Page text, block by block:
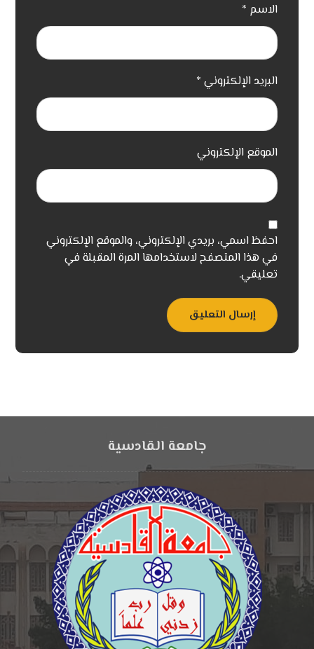
الاسم *
البريد الإلكتروني *
الموقع الإلكتروني
احفظ اسمي، بريدي الإلكتروني، والموقع الإلكتروني
في هذا المتصفح لاستخدامها المرة المقبلة في
تعليقي.
إرسال التعليق
جامعة القادسية